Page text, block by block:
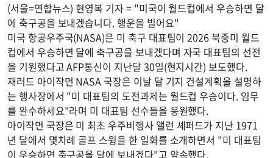
(서울=연합뉴스) 현영복 기자 = "미국이 월드컵에서 우승하면 달
에 축구공을 보내겠습니다. 행운을 빌어요"
미국 항공우주국(NASA)은 미 축구 대표팀이 2026 북중미 월드
컵에서 우승하면 달에 축구공을 보내겠다며 자국 대표팀의 선전
을 기원했다고 AFP통신이 지난달 30일(현지시간) 보도했다.
재러드 아이작먼 NASA 국장은 이날 달 기지 건설계획을 설명하
는 행사장에서 "미 대표팀의 도전과제는 월드컵 우승이다. 임무
를 완수하세요"라며 미 대표팀 선수들을 응원했다.
아이작먼 국장은 미 최초 우주비행사 앨런 셰퍼드가 지난 1971
년 달에서 몇차례 골프 스윙을 한 일화를 소개하면서 "미 대표팀
이 우승하면 축구공을 달에 보내겠다"고 약속했다.